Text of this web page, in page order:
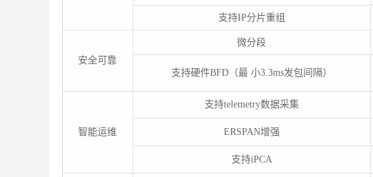
支持IP分片重组
安全可靠
微分段
支持硬件BFD（最 小3.3ms发包间隔）
智能运维
支持telemetry数据采集
ERSPAN增强
支持iPCA